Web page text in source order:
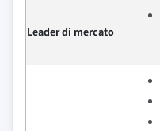
Leader di mercato